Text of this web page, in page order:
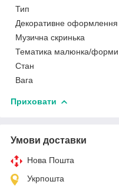
Тип
Декоративне оформлення
Музична скринька
Тематика малюнка/форми
Стан
Вага
Приховати
Умови доставки
Нова Пошта
Укрпошта